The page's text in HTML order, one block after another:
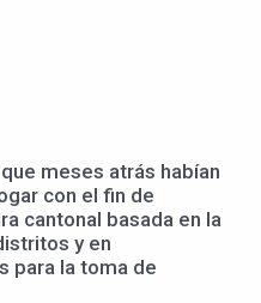
meses atrás habían
con el fin de
cantonal basada en la
y en
para la toma de